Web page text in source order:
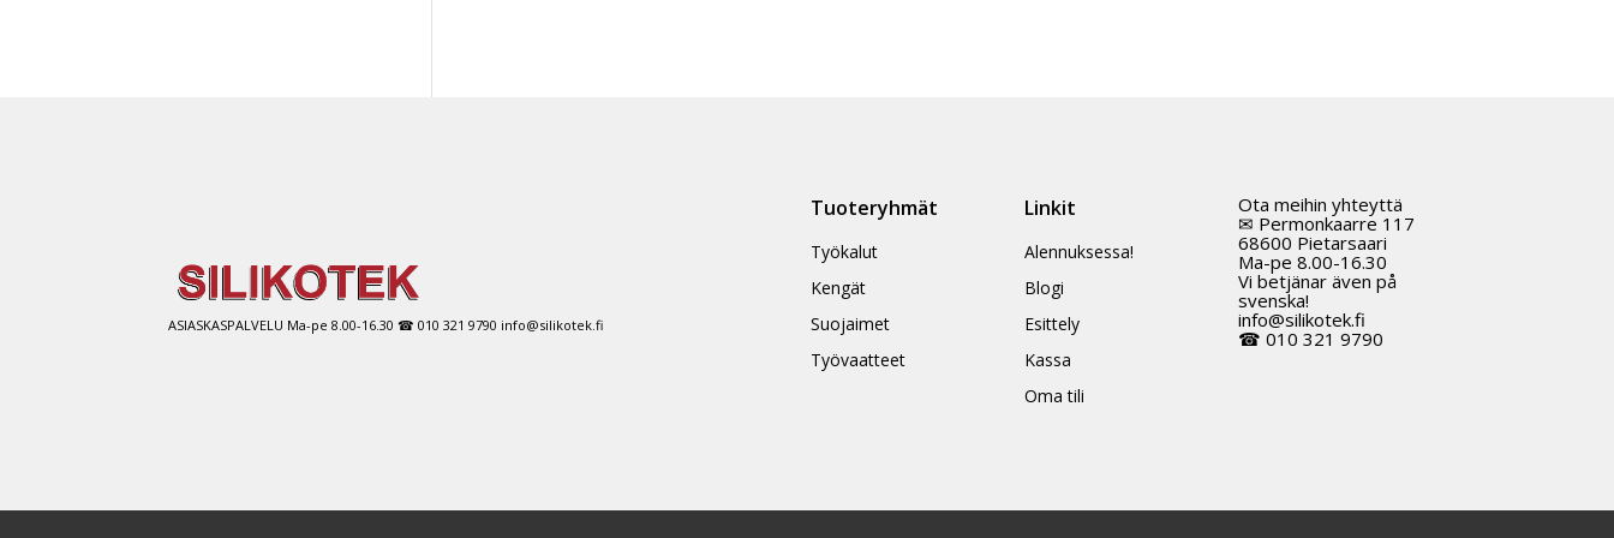
ASIASKASPALVELU Ma-pe 8.00-16.30 ☎ 010 321 9790 info@silikotek.fi
Tuoteryhmät
Työkalut
Kengät
Suojaimet
Työvaatteet
Linkit
Alennuksessa!
Blogi
Esittely
Kassa
Oma tili
Ota meihin yhteyttä
✉ Permonkaarre 117
68600 Pietarsaari
Ma-pe 8.00-16.30
Vi betjänar även på
svenska!
info@silikotek.fi
☎ 010 321 9790